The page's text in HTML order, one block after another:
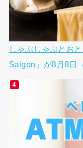
しゃぶしゃぶとお
Saigon」が8月8日